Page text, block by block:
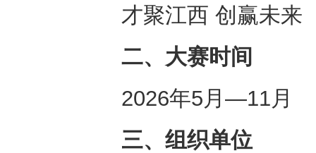
才聚江西 创赢未来
二、大赛时间
2026年5月—11月
三、组织单位